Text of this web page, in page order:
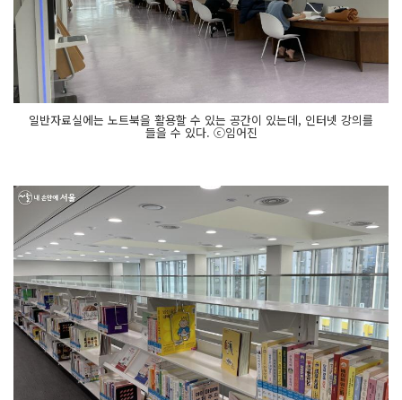
일반자료실에는 노트북을 활용할 수 있는 공간이 있는데, 인터넷 강의를
들을 수 있다. ⓒ임어진